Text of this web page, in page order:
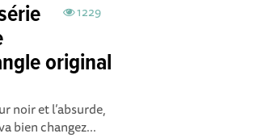
1229
original
noir et l’absurde,
bien changez...